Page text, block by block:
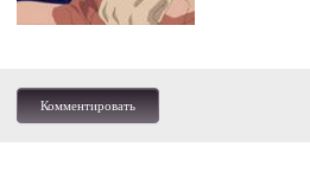
Комментировать